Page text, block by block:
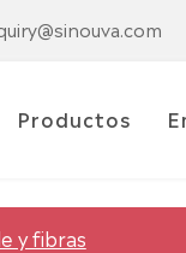
Productos
y fibras